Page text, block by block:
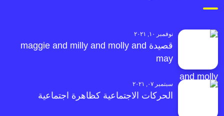
نوفمبر ١٠, ٢٠٢١
قصيدة maggie and milly and molly and
may
سبتمبر ٠٧, ٢٠٢١
الحركات الاجتماعية كظاهرة اجتماعية